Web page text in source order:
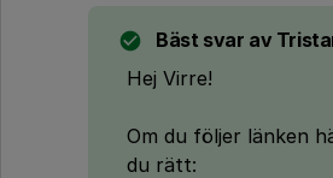
Bäst svar av
Hej Virre!
Om du följer länken
du rätt: